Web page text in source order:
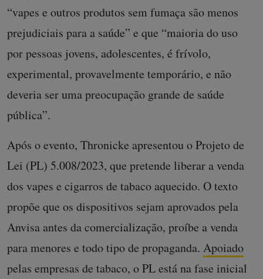
“vapes e outros produtos sem fumaça são menos
prejudiciais para a saúde” e que “maioria do uso
por pessoas jovens, adolescentes, é frívolo,
experimental, provavelmente temporário, e não
deveria ser uma preocupação grande de saúde
pública”.
Após o evento, Thronicke apresentou o Projeto de
Lei (PL) 5.008/2023, que pretende liberar a venda
dos vapes e cigarros de tabaco aquecido. O texto
propõe que os dispositivos sejam aprovados pela
Anvisa antes da comercialização, proíbe a venda
para menores e todo tipo de propaganda. Apoiado
pelas empresas de tabaco, o PL está na fase inicial